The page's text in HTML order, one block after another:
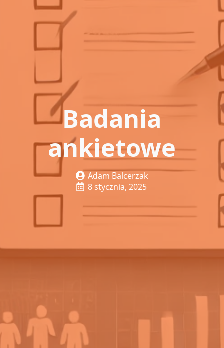
Badania
ankietowe
Adam Balcerzak
8 stycznia, 2025